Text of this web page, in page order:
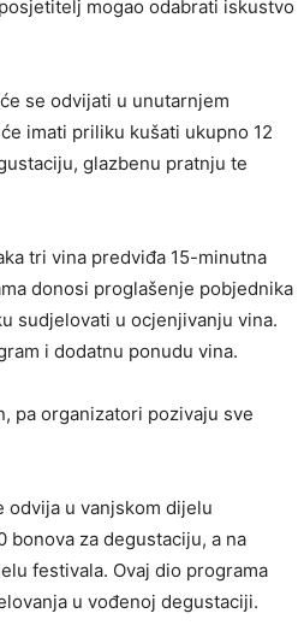
mogao odabrati iskustvo
se odvijati u unutarnjem
imati priliku kušati ukupno 12
glazbenu pratnju te
tri vina predviđa 15-minutna
donosi proglašenje pobjednika
sudjelovati u ocjenjivanju vina.
i dodatnu ponudu vina.
pa organizatori pozivaju sve
odvija u vanjskom dijelu
bonova za degustaciju, a na
festivala. Ovaj dio programa
u vođenoj degustaciji.